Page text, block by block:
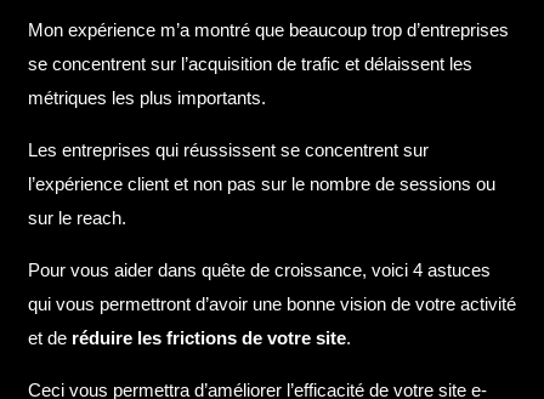
Mon expérience m’a montré que beaucoup trop d’entreprises
se concentrent sur l’acquisition de trafic et délaissent les
métriques les plus importants.
Les entreprises qui réussissent se concentrent sur
l’expérience client et non pas sur le nombre de sessions ou
sur le reach.
Pour vous aider dans quête de croissance, voici 4 astuces
qui vous permettront d’avoir une bonne vision de votre activité
et de réduire les frictions de votre site.
Ceci vous permettra d’améliorer l’efficacité de votre site e-